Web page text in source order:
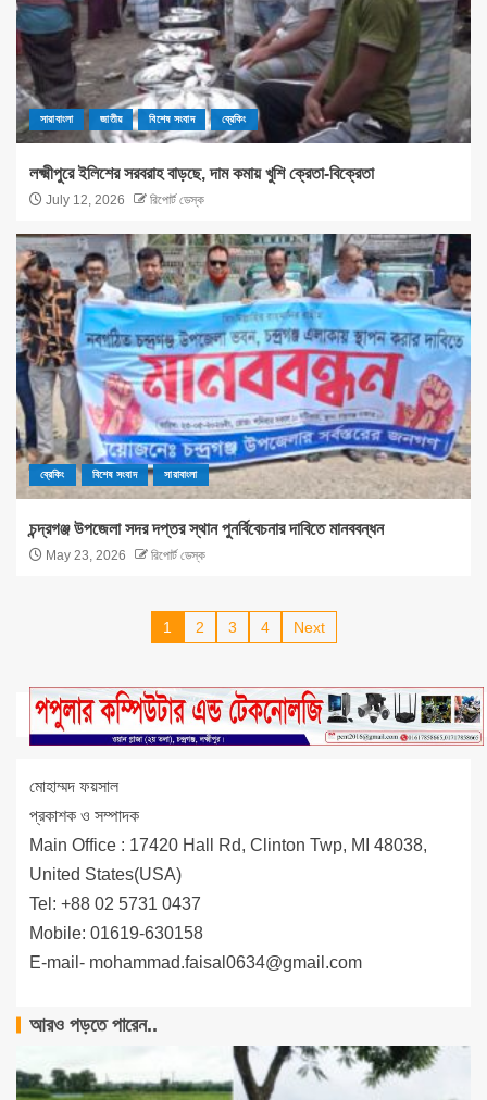
সারাবাংলা জাতীয় বিশেষ সংবাদ ব্রেকিং
লক্ষ্মীপুরে ইলিশের সরবরাহ বাড়ছে, দাম কমায় খুশি ক্রেতা-বিক্রেতা
July 12, 2026 রিপোর্ট ডেস্ক
ব্রেকিং বিশেষ সংবাদ সারাবাংলা
চন্দ্রগঞ্জ উপজেলা সদর দপ্তর স্থান পুনর্বিবেচনার দাবিতে মানববন্ধন
May 23, 2026 রিপোর্ট ডেস্ক
1 2 3 4 Next
মোহাম্মদ ফয়সাল
প্রকাশক ও সম্পাদক
Main Office : 17420 Hall Rd, Clinton Twp, MI 48038,
United States(USA)
Tel: +88 02 5731 0437
Mobile: 01619-630158
E-mail- mohammad.faisal0634@gmail.com
আরও পড়তে পারেন..